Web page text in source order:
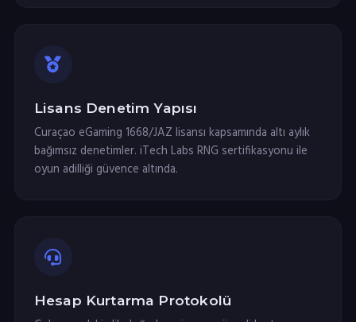
Lisans Denetim Yapısı
Curaçao eGaming 1668/JAZ lisansı kapsamında altı aylık
bağımsız denetimler. iTech Labs RNG sertifikasyonu ile
oyun adilliği güvence altında.
Hesap Kurtarma Protokolü